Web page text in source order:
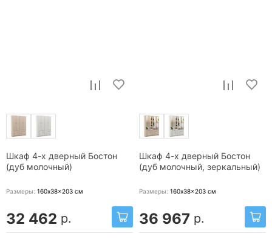
Шкаф 4-х дверный Бостон
(дуб молочный)
Размеры: 160x38x203 см
32 462 р.
Шкаф 4-х дверный Бостон
(дуб молочный, зеркальный)
Размеры: 160x38x203 см
36 967 р.